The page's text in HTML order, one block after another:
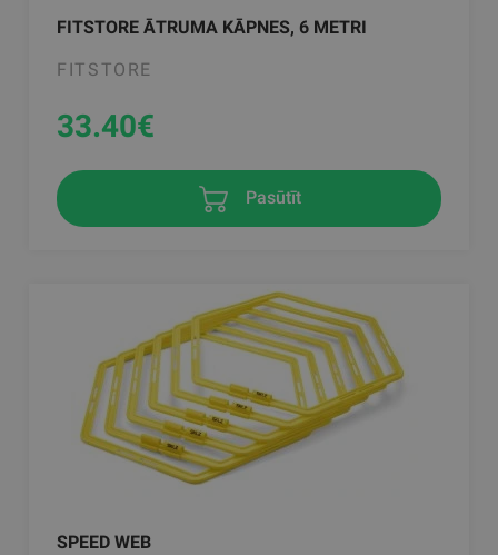
FITSTORE ĀTRUMA KĀPNES, 6 METRI
FITSTORE
33.40€
Pasūtīt
SPEED WEB